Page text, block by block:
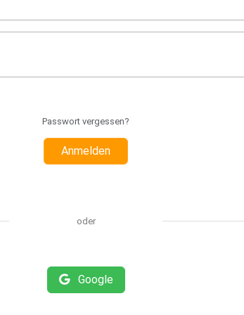
Passwort vergessen?
Anmelden
oder
Google